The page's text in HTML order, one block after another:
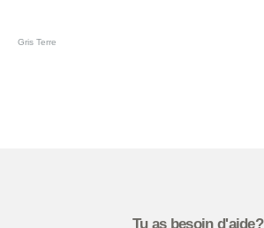
Gris Terre
Tu as besoin d'aide?